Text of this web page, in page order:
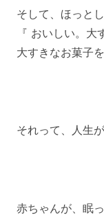
そして、ほっと
『 おいしい。大
大すきなお菓子
それって、人生
赤ちゃんが、眠